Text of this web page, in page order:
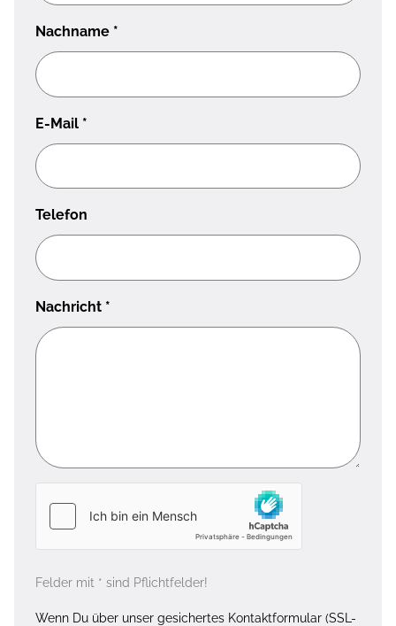
Nachname *
E-Mail *
Telefon
Nachricht *
Felder mit * sind Pflichtfelder!
Wenn Du über unser gesichertes Kontaktformular (SSL-